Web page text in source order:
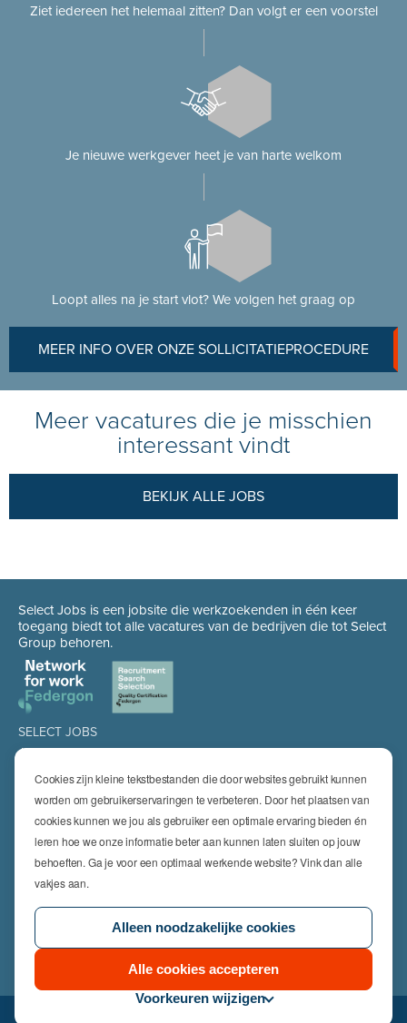
Cookies zijn kleine tekstbestanden die door websites gebruikt kunnen
worden om gebruikerservaringen te verbeteren. Door het plaatsen van
cookies kunnen we jou als gebruiker een optimale ervaring bieden én
leren hoe we onze informatie beter aan kunnen laten sluiten op jouw
behoeften. Ga je voor een optimaal werkende website? Vink dan alle
vakjes aan.
Alleen noodzakelijke cookies
Alle cookies accepteren
Voorkeuren wijzigen
Ziet iedereen het helemaal zitten? Dan volgt er een voorstel
Je nieuwe werkgever heet je van harte welkom
Loopt alles na je start vlot? We volgen het graag op
MEER INFO OVER ONZE SOLLICITATIEPROCEDURE
Meer vacatures die je misschien
interessant vindt
BEKIJK ALLE JOBS
Select Jobs is een jobsite die werkzoekenden in één keer
toegang biedt tot alle vacatures van de bedrijven die tot Select
Group behoren.
SELECT JOBS
Jobs
Job alert
SPECIALISATIES
Technics
High Technics & Engineering
Logistics
Finance & Insurance
Office
HR & Legal